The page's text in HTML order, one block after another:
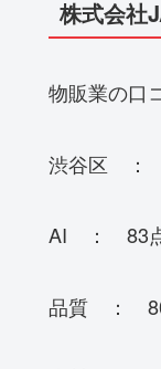
株式会社
物販業の
渋谷区 ：
AI ： 83
品質 ：